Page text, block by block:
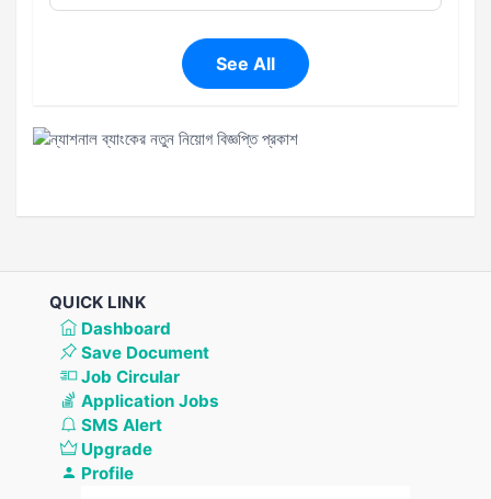
See All
QUICK LINK
Dashboard
Save Document
Job Circular
Application Jobs
SMS Alert
Upgrade
Profile